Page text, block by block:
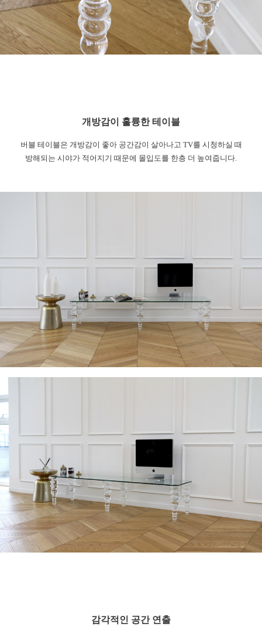
개방감이 훌륭한 테이블
버블 테이블은 개방감이 좋아 공간감이 살아나고 TV를 시청하실 때
방해되는 시야가 적어지기 때문에 몰입도를 한층 더 높여줍니다.
감각적인 공간 연출